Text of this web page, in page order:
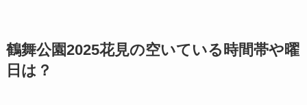
鶴舞公園2025花見の空いている時間帯や曜
日は？